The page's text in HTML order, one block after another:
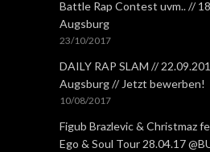
Battle Rap Contest uvm.. //
Augsburg
23/10/2017
DAILY RAP SLAM //
Augsburg // Jetzt bewerben!
10/08/2017
Figub Brazlevic & Christmaz
Ego & Soul Tour 28.04.17